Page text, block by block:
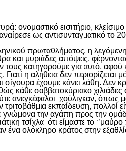
ονομαστικό εισιτήριο,
ως αντισυνταγματικό
πρωταθλήματος, η
και μυριάδες απόψεις,
τους κατηγορούμε για αυτό,
η αλήθεια δεν περιορίζεται
σίγουρα έχουμε κάνει λάθη.
κάθε σαββατοκύριακο
ανεγκέφαλοι χούλιγκαν, όπως
εκπαίδευση, πολλοί
γνώμονα την αγάπη προς την
τσίχλα ότι είμαστε το ‘’μαύρο
ένα ολόκληρο κράτος στην